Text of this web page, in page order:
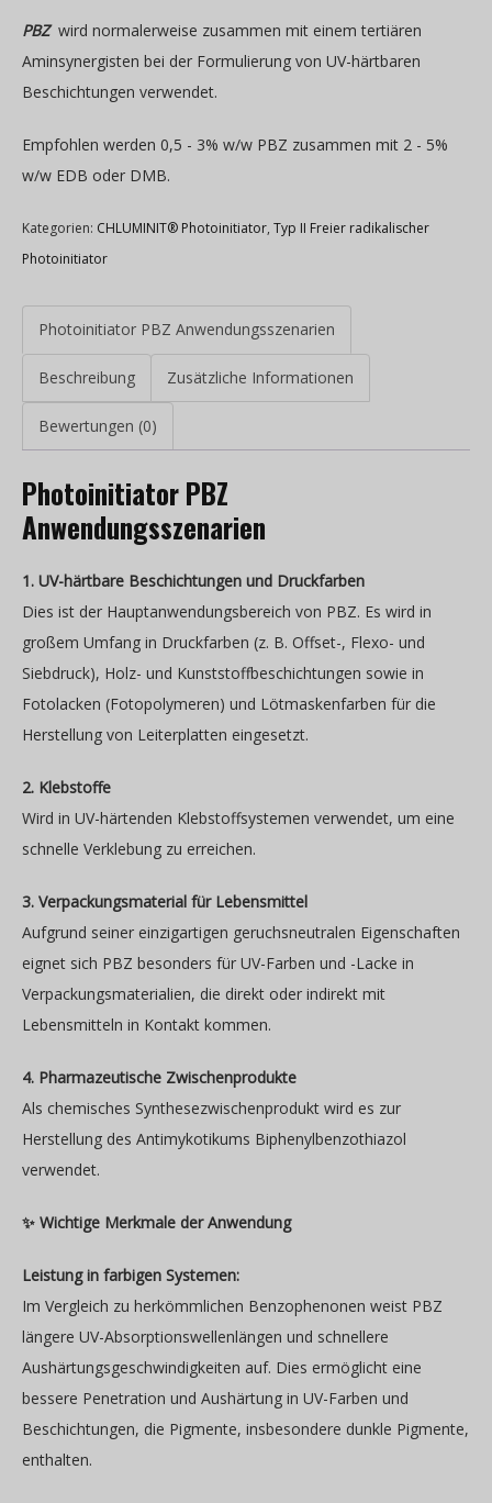
PBZwird normalerweise zusammen mit einem tertiären
Aminsynergisten bei der Formulierung von UV-härtbaren
Beschichtungen verwendet.
Empfohlen werden 0,5 - 3% w/w PBZ zusammen mit 2 - 5%
w/w EDB oder DMB.
Kategorien: CHLUMINIT® Photoinitiator, Typ II Freier radikalischer
Photoinitiator
Photoinitiator PBZ Anwendungsszenarien
Beschreibung Zusätzliche Informationen
Bewertungen (0)
Photoinitiator PBZ
Anwendungsszenarien
1. UV-härtbare Beschichtungen und Druckfarben
Dies ist der Hauptanwendungsbereich von PBZ. Es wird in
großem Umfang in Druckfarben (z. B. Offset-, Flexo- und
Siebdruck), Holz- und Kunststoffbeschichtungen sowie in
Fotolacken (Fotopolymeren) und Lötmaskenfarben für die
Herstellung von Leiterplatten eingesetzt.
2. Klebstoffe
Wird in UV-härtenden Klebstoffsystemen verwendet, um eine
schnelle Verklebung zu erreichen.
3. Verpackungsmaterial für Lebensmittel
Aufgrund seiner einzigartigen geruchsneutralen Eigenschaften
eignet sich PBZ besonders für UV-Farben und -Lacke in
Verpackungsmaterialien, die direkt oder indirekt mit
Lebensmitteln in Kontakt kommen.
4. Pharmazeutische Zwischenprodukte
Als chemisches Synthesezwischenprodukt wird es zur
Herstellung des Antimykotikums Biphenylbenzothiazol
verwendet.
✨ Wichtige Merkmale der Anwendung
Leistung in farbigen Systemen:
Im Vergleich zu herkömmlichen Benzophenonen weist PBZ
längere UV-Absorptionswellenlängen und schnellere
Aushärtungsgeschwindigkeiten auf. Dies ermöglicht eine
bessere Penetration und Aushärtung in UV-Farben und
Beschichtungen, die Pigmente, insbesondere dunkle Pigmente,
enthalten.